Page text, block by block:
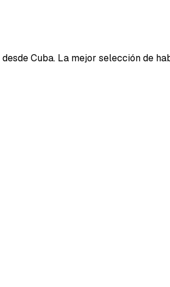
Cuba. La mejor selección de